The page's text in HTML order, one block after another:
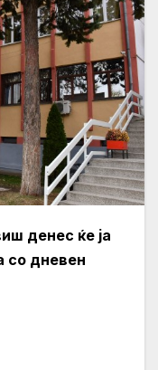
денес ќе ја
со дневен